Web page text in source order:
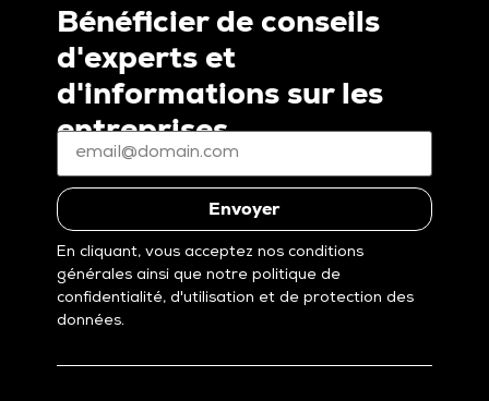
Bénéficier de conseils
d'experts et
d'informations sur les
entreprises
E-
mail
Envoyer
En cliquant, vous acceptez nos conditions
générales ainsi que notre politique de
confidentialité, d'utilisation et de protection des
données.